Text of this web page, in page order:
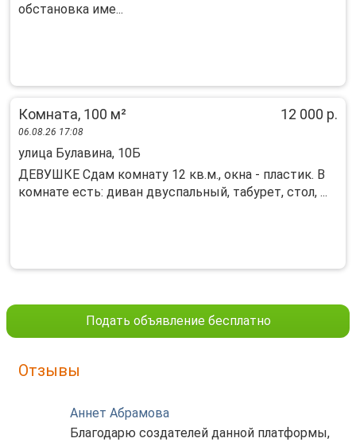
обстановка име...
Комната, 100 м² 12 000 р.
06.08.26 17:08
улица Булавина, 10Б
ДЕВУШКЕ Сдам комнату 12 кв.м., окна - пластик. В
комнате есть: диван двуспальный, табурет, стол, ...
Подать объявление бесплатно
Отзывы
Аннет Абрамова
Благодарю создателей данной платформы,